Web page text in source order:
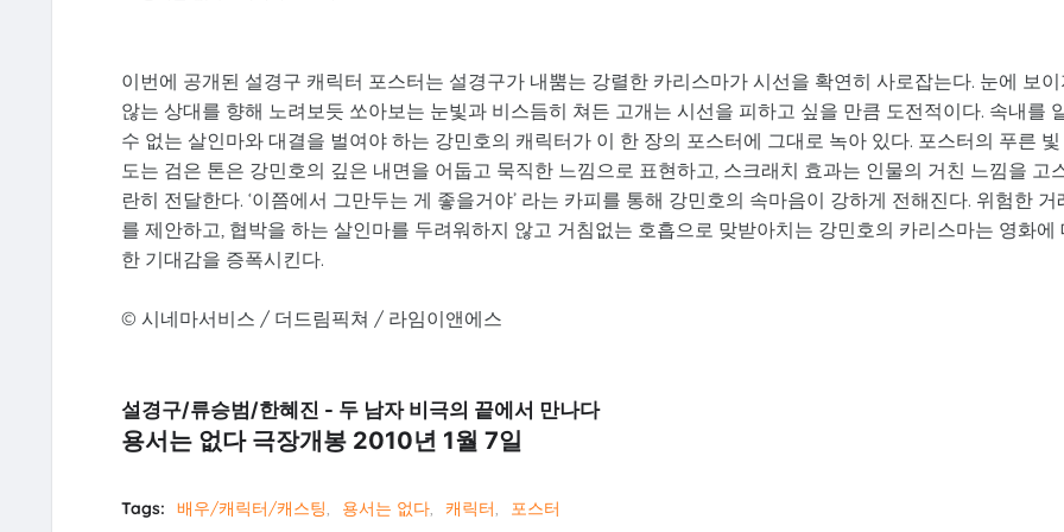
이번에 공개된 설경구 캐릭터 포스터는 설경구가 내뿜는 강렬한 카리스마가 시선을 확연히 사로잡는다. 눈에 보이
않는 상대를 향해 노려보듯 쏘아보는 눈빛과 비스듬히 쳐든 고개는 시선을 피하고 싶을 만큼 도전적이다. 속내를
수 없는 살인마와 대결을 벌여야 하는 강민호의 캐릭터가 이 한 장의 포스터에 그대로 녹아 있다. 포스터의 푸른 빛
도는 검은 톤은 강민호의 깊은 내면을 어둡고 묵직한 느낌으로 표현하고, 스크래치 효과는 인물의 거친 느낌을 고
란히 전달한다. ‘이쯤에서 그만두는 게 좋을거야’ 라는 카피를 통해 강민호의 속마음이 강하게 전해진다. 위험한 거
를 제안하고, 협박을 하는 살인마를 두려워하지 않고 거침없는 호흡으로 맞받아치는 강민호의 카리스마는 영화에
한 기대감을 증폭시킨다.
© 시네마서비스 / 더드림픽쳐 / 라임이앤에스
설경구/류승범/한혜진 - 두 남자 비극의 끝에서 만나다
용서는 없다 극장개봉 2010년 1월 7일
Tags: 배우/캐릭터/캐스팅 용서는 없다 캐릭터 포스터